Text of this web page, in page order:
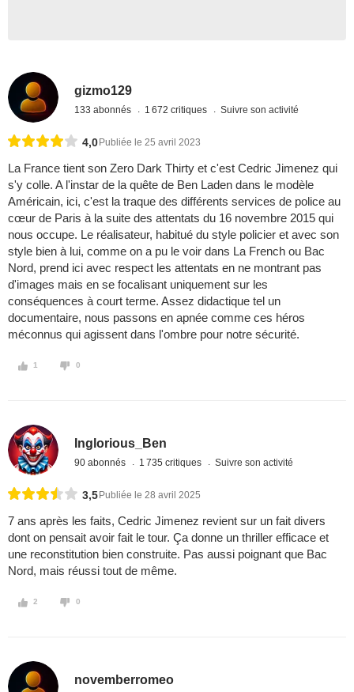
gizmo129
133 abonnés 1 672 critiques Suivre son activité
4,0 Publiée le 25 avril 2023
La France tient son Zero Dark Thirty et c'est Cedric Jimenez qui
s'y colle. A l'instar de la quête de Ben Laden dans le modèle
Américain, ici, c'est la traque des différents services de police au
cœur de Paris à la suite des attentats du 16 novembre 2015 qui
nous occupe. Le réalisateur, habitué du style policier et avec son
style bien à lui, comme on a pu le voir dans La French ou Bac
Nord, prend ici avec respect les attentats en ne montrant pas
d'images mais en se focalisant uniquement sur les
conséquences à court terme. Assez didactique tel un
documentaire, nous passons en apnée comme ces héros
méconnus qui agissent dans l'ombre pour notre sécurité.
1 0
Inglorious_Ben
90 abonnés 1 735 critiques Suivre son activité
3,5 Publiée le 28 avril 2025
7 ans après les faits, Cedric Jimenez revient sur un fait divers
dont on pensait avoir fait le tour. Ça donne un thriller efficace et
une reconstitution bien construite. Pas aussi poignant que Bac
Nord, mais réussi tout de même.
2 0
novemberromeo